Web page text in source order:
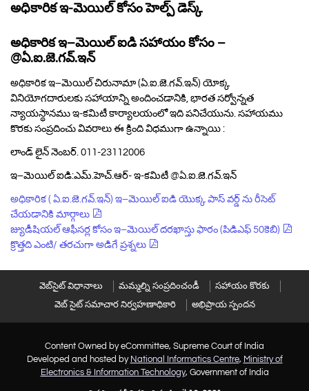
అధికారిక ఇ-మెయిల్ కోసం హెల్ప్ డెస్క్
అధికారిక ఇ–మెయిల్ ఐడి సహాయం కోసం –
@ఏ.ఐ.జె.గవ్.ఇన్
అధికారిక ఇ–మెయిల్ చిరునామా (ఏ.ఐ.జె.గవ్.ఇన్) యోక్క
వినియోగదారులకు సహాయాన్ని అందించడానికి, భారత సర్వోన్నత
న్యాయస్థానము ఇ-కమిటీ కార్యాలయంలో ఇది పనిచేయును. సహాయము
కొరకు సంప్రదించు వివరాలు ఈ క్రింది విధముగా ఉన్నాయి :
లాండ్ లైన్ నెంబర్. 011-23112006
ఇ–మెయిల్ ఐడి:ఎమ్.హెచ్‌.ఆర్- ఇ-కమిటీ @ఏ.ఐ.జె.గవ్.ఇన్
అధికారిక ( ఏ.ఐ.జె.గవ్.ఇన్) ఇ–మెయిల్ ఐడి యొక్క పాస్ వర్డ్ ను రీసెట్
చేయడానికి మార్గాలు
జ్యుడీషియల్ ఆఫీసర్ల కోసం ఇ–మెయిల్ దరఖాస్తు ఫారం (పి‌డి‌ఎఫ్ 50కెబి)
క్రొత్తది ఎంటి/ తరచుగా అడిగే ప్రశ్నలు
వెబ్‌సైట్ విధానాలు మమ్మల్ని సంప్రదించండీ
సహాయం కొరకు
వెబ్ సైట్ సమాచార నిర్వహణాధికారి
అభిప్రాయ స్పందన
Content Owned by eCommittee, Supreme Court of India
Developed and hosted by National Informatics Centre, Ministry of
Electronics & Information Technology, Government of India